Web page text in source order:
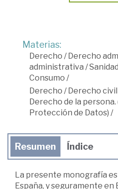
Materias:
Derecho /Derecho
administrativa /
Consumo /
Derecho /Derecho civil
Derecho de la
Protección de Datos) /
Resumen Índice
La presente monografía
España, y seguramente en